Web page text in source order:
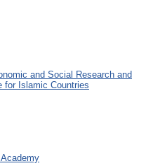
and Social Research and
for Islamic Countries